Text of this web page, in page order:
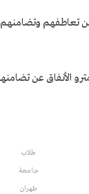
تعاطفهم
الأنفاق عن
طلاب
جامعة
طهران